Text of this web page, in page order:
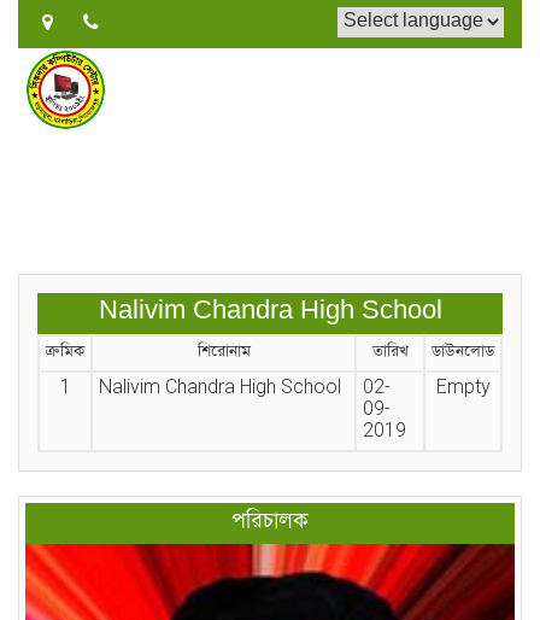
Nalivim Chandra High School
ক্রমিক শিরোনাম তারিখ
ডাউনলোড
1
Nalivim Chandra High School
02-
09-
2019
Empty
পরিচালক